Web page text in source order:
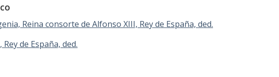
Reina consorte de Alfonso XIII, Rey de España, ded.
de España, ded.